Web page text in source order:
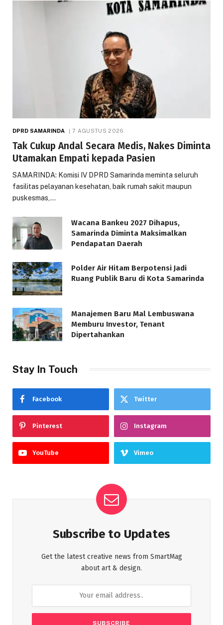
DPRD SAMARINDA 7 AGUSTUS 2026
Tak Cukup Andal Secara Medis, Nakes Diminta
Utamakan Empati kepada Pasien
SAMARINDA: Komisi IV DPRD Samarinda meminta seluruh
fasilitas pelayanan kesehatan, baik rumah sakit maupun
puskesmas,…
Wacana Bankeu 2027 Dihapus,
Samarinda Diminta Maksimalkan
Pendapatan Daerah
Polder Air Hitam Berpotensi Jadi
Ruang Publik Baru di Kota Samarinda
Manajemen Baru Mal Lembuswana
Memburu Investor, Tenant
Dipertahankan
Stay In Touch
Facebook Twitter
Pinterest Instagram
YouTube Vimeo
Subscribe to Updates
Get the latest creative news from SmartMag
about art & design.